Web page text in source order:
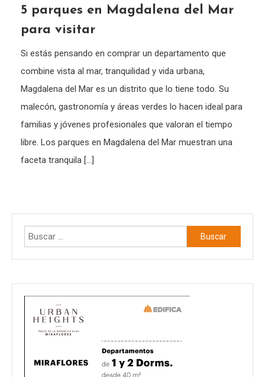
5 parques en Magdalena del Mar
para visitar
Si estás pensando en comprar un departamento que
combine vista al mar, tranquilidad y vida urbana,
Magdalena del Mar es un distrito que lo tiene todo. Su
malecón, gastronomía y áreas verdes lo hacen ideal para
familias y jóvenes profesionales que valoran el tiempo
libre. Los parques en Magdalena del Mar muestran una
faceta tranquila […]
Buscar: